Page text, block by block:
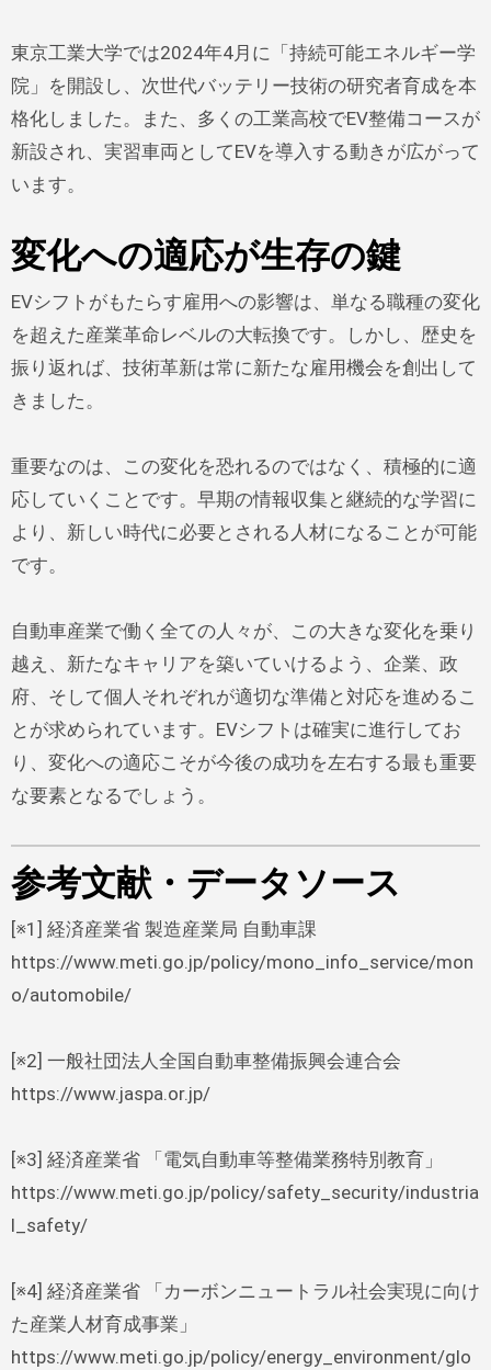
東京工業大学では2024年4月に「持続可能エネルギー学
院」を開設し、次世代バッテリー技術の研究者育成を本
格化しました。また、多くの工業高校でEV整備コースが
新設され、実習車両としてEVを導入する動きが広がって
います。
変化への適応が生存の鍵
EVシフトがもたらす雇用への影響は、単なる職種の変化
を超えた産業革命レベルの大転換です。しかし、歴史を
振り返れば、技術革新は常に新たな雇用機会を創出して
きました。
重要なのは、この変化を恐れるのではなく、積極的に適
応していくことです。早期の情報収集と継続的な学習に
より、新しい時代に必要とされる人材になることが可能
です。
自動車産業で働く全ての人々が、この大きな変化を乗り
越え、新たなキャリアを築いていけるよう、企業、政
府、そして個人それぞれが適切な準備と対応を進めるこ
とが求められています。EVシフトは確実に進行してお
り、変化への適応こそが今後の成功を左右する最も重要
な要素となるでしょう。
参考文献・データソース
[※1] 経済産業省 製造産業局 自動車課
https://www.meti.go.jp/policy/mono_info_service/mon
o/automobile/
[※2] 一般社団法人全国自動車整備振興会連合会
https://www.jaspa.or.jp/
[※3] 経済産業省 「電気自動車等整備業務特別教育」
https://www.meti.go.jp/policy/safety_security/industria
l_safety/
[※4] 経済産業省 「カーボンニュートラル社会実現に向け
た産業人材育成事業」
https://www.meti.go.jp/policy/energy_environment/glo